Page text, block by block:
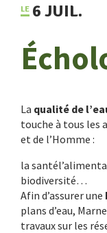
6 JUIL.
La qualité de
touche à tous les
et de l’Homme :
la
biodiversité…
Afin d’assurer une
plans d’eau,
travaux sur les